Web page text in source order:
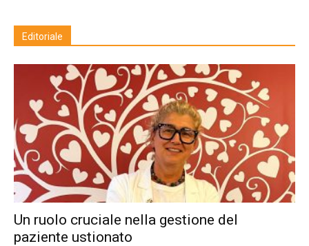
Editoriale
Un ruolo cruciale nella gestione del
paziente ustionato